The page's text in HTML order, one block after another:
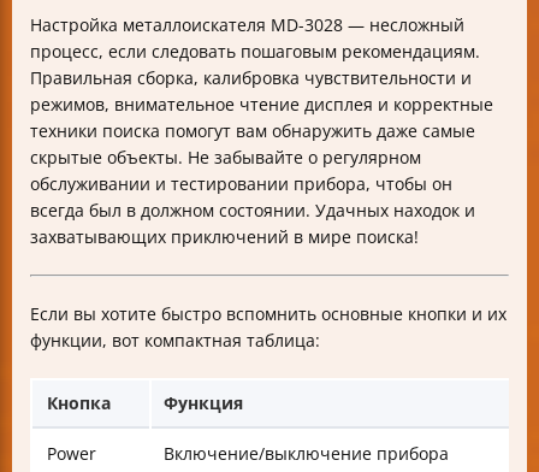
Настройка металлоискателя MD-3028 — несложный
процесс, если следовать пошаговым рекомендациям.
Правильная сборка, калибровка чувствительности и
режимов, внимательное чтение дисплея и корректные
техники поиска помогут вам обнаружить даже самые
скрытые объекты. Не забывайте о регулярном
обслуживании и тестировании прибора, чтобы он
всегда был в должном состоянии. Удачных находок и
захватывающих приключений в мире поиска!
Если вы хотите быстро вспомнить основные кнопки и их
функции, вот компактная таблица:
Кнопка Функция
Power Включение/выключение прибора